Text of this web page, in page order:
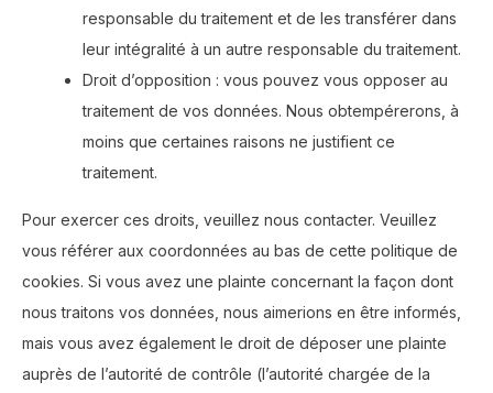
responsable du traitement et de les transférer dans
leur intégralité à un autre responsable du traitement.
Droit d’opposition : vous pouvez vous opposer au
traitement de vos données. Nous obtempérerons, à
moins que certaines raisons ne justifient ce
traitement.
Pour exercer ces droits, veuillez nous contacter. Veuillez
vous référer aux coordonnées au bas de cette politique de
cookies. Si vous avez une plainte concernant la façon dont
nous traitons vos données, nous aimerions en être informés,
mais vous avez également le droit de déposer une plainte
auprès de l’autorité de contrôle (l’autorité chargée de la